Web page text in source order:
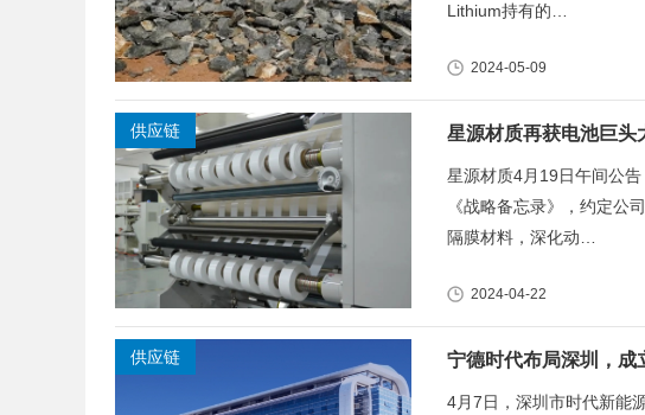
Lithium持有的…
2024-05-09
供应链 星源材质再获电池巨头
星源材质4月19日午间公
《战略备忘录》，约定公
隔膜材料，深化动…
2024-04-22
供应链 宁德时代布局深圳，成
4月7日，深圳市时代新能